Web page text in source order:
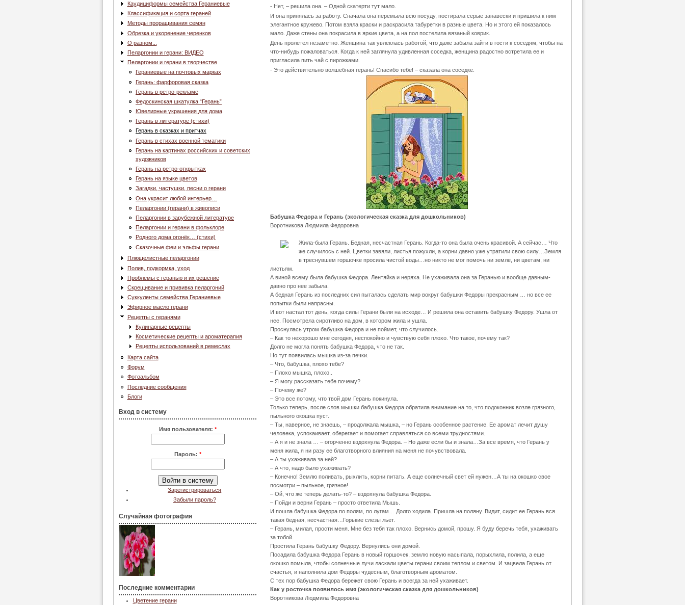
Каудициформы семейства Гераниевые
Классификация и сорта гераней
Методы проращивания семян
Обрезка и укоренение черенков
О разном...
Пеларгонии и герани: ВИДЕО
Пеларгонии и герани в творчестве
Гераниевые на почтовых марках
Герань: фарфоровая сказка
Герань в ретро-рекламе
Федоскинская шкатулка “Герань”
Ювелирные украшения для дома
Герань в литературе (стихи)
Герань в сказках и притчах
Герань в стихах военной тематики
Герань на картинах российских и советских
художников
Герань на ретро-открытках
Герань на языке цветов
Загадки, частушки, песни о герани
Она украсит любой интерьер…
Пеларгонии (герани) в живописи
Пеларгонии в зарубежной литературе
Пеларгонии и герани в фольклоре
Родного дома огонёк… (стихи)
Сказочные феи и эльфы герани
Плющелистные пеларгонии
Полив, подкормка, уход
Проблемы с геранью и их решение
Скрещивание и прививка пеларгоний
Суккуленты семейства Гераниевые
Эфирное масло герани
Рецепты с геранями
Кулинарные рецепты
Косметические рецепты и ароматерапия
Рецепты использований в ремеслах
Карта сайта
Форум
Фотоальбом
Последние сообщения
Блоги
Вход в систему
Имя пользователя: *
Пароль: *
Зарегистрироваться
Забыли пароль?
Случайная фотография
Последние комментарии
Цветение герани
- Нет, – решила она. – Одной скатерти тут мало.
И она принялась за работу. Сначала она перемыла всю посуду, постирала серые занавески и пришила к ним
элегантное кружево. Потом взяла краски и раскрасила табуретки в разные цвета. Но и этого ей показалось
мало. Даже стены она покрасила в яркие цвета, а на пол постелила вязаный коврик.
День пролетел незаметно. Женщина так увлеклась работой, что даже забыла зайти в гости к соседям, чтобы на
что-нибудь пожаловаться. Когда к ней заглянула удивленная соседка, женщина радостно встретила ее и
пригласила пить чай с пирожками.
- Это действительно волшебная герань! Спасибо тебе! – сказала она соседке.
Бабушка Федора и Герань (экологическая сказка для дошкольников)
Воротникова Людмила Федоровна
Жила-была Герань. Бедная, несчастная Герань. Когда-то она была очень красивой. А сейчас… Что
же случилось с ней. Цветки завяли, листья пожухли, а корни давно уже утратили свою силу…Земля
в треснувшем горшочке просила чистой воды…но никто не мог помочь ни земле, ни цветам, ни
листьям.
А виной всему была бабушка Федора. Лентяйка и неряха. Не ухаживала она за Геранью и вообще давным-
давно про нее забыла.
А бедная Герань из последних сил пыталась сделать мир вокруг бабушки Федоры прекрасным … но все ее
попытки были напрасны.
И вот настал тот день, когда силы Герани были на исходе… И решила она оставить бабушку Федору. Ушла от
нее. Посмотрела сиротливо на дом, в котором жила и ушла.
Проснулась утром бабушка Федора и не поймет, что случилось.
– Как то нехорошо мне сегодня, неспокойно и чувствую себя плохо. Что такое, почему так?
Долго не могла понять бабушка Федора, что не так.
Но тут появилась мышка из-за печки.
– Что, бабушка, плохо тебе?
– Плохо мышка, плохо..
– Я могу рассказать тебе почему?
– Почему же?
– Это все потому, что твой дом Герань покинула.
Только теперь, после слов мышки бабушка Федора обратила внимание на то, что подоконник возле грязного,
пыльного окошка пуст.
– Ты, наверное, не знаешь, – продолжала мышка, – но Герань особенное растение. Ее аромат лечит душу
человека, успокаивает, оберегает и помогает справляться со всеми трудностями.
– А я и не знала … – огорченно вздохнула Федора. – Но даже если бы и знала…За все время, что Герань у
меня жила, я ни разу ее благотворного влияния на меня не почувствовала.
– А ты ухаживала за ней?
– А что, надо было ухаживать?
– Конечно! Землю поливать, рыхлить, корни питать. А еще солнечный свет ей нужен…А ты на окошко свое
посмотри – пыльное, грязное!
– Ой, что же теперь делать-то? – вздохнула бабушка Федора.
– Пойди и верни Герань – просто ответила Мышь.
И пошла бабушка Федора по полям, по лугам… Долго ходила. Пришла на поляну. Видит, сидит ее Герань вся
такая бедная, несчастная…Горькие слезы льет.
– Герань, милая, прости меня. Мне без тебя так плохо. Вернись домой, прошу. Я буду беречь тебя, ухаживать
за тобой.
Простила Герань бабушку Федору. Вернулись они домой.
Посадила бабушка Федора Герань в новый горшочек, землю новую насыпала, порыхлила, полила, а еще
окошко помыла, чтобы солнечные лучи ласкали цветы герани своим теплом и светом. И зацвела Герань от
счастья, и наполнила дом Федоры чудесным, благотворным ароматом.
С тех пор бабушка Федора бережет свою Герань и всегда за ней ухаживает.
Как у росточка появилось имя (экологическая сказка для дошкольников)
Воротникова Людмила Федоровна